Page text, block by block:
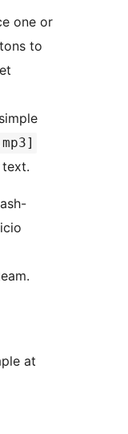
one or
to
at